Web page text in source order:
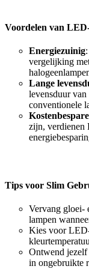
Voordelen van
Energiezuinig
vergelijking
Lange
levensduur
conventionele
zijn, verdienen
Tips voor Slim
Vervang gloei-
lampen
Kies voor
Ontwend jezelf
in ongebruikte